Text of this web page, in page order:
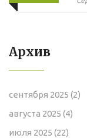
Архив
сентября 2025 (2)
августа 2025 (4)
июля 2025 (22)